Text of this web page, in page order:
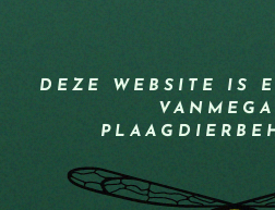
DEZE WEBSITE IS
VAN